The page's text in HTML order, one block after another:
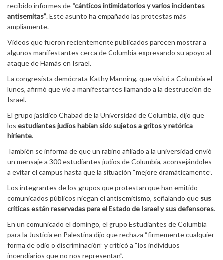
recibido informes de “cánticos intimidatorios y varios incidentes
antisemitas”. Este asunto ha empañado las protestas más
ampliamente.
Videos que fueron recientemente publicados parecen mostrar a
algunos manifestantes cerca de Columbia expresando su apoyo al
ataque de Hamás en Israel.
La congresista demócrata Kathy Manning, que visitó a Columbia el
lunes, afirmó que vio a manifestantes llamando a la destrucción de
Israel.
El grupo jasídico Chabad de la Universidad de Columbia, dijo que
los estudiantes judíos habían sido sujetos a gritos y retórica
hiriente.
También se informa de que un rabino afiliado a la universidad envió
un mensaje a 300 estudiantes judíos de Columbia, aconsejándoles
a evitar el campus hasta que la situación “mejore dramáticamente”.
Los integrantes de los grupos que protestan que han emitido
comunicados públicos niegan el antisemitismo, señalando que sus
críticas están reservadas para el Estado de Israel y sus defensores.
En un comunicado el domingo, el grupo Estudiantes de Columbia
para la Justicia en Palestina dijo que rechaza “firmemente cualquier
forma de odio o discriminación” y criticó a “los individuos
incendiarios que no nos representan”.